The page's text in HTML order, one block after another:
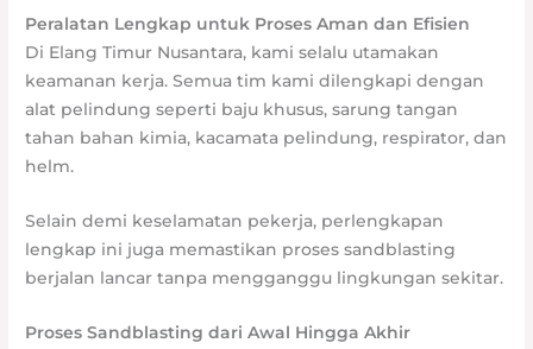
Peralatan Lengkap untuk Proses Aman dan Efisien
Di Elang Timur Nusantara, kami selalu utamakan
keamanan kerja. Semua tim kami dilengkapi dengan
alat pelindung seperti baju khusus, sarung tangan
tahan bahan kimia, kacamata pelindung, respirator, dan
helm.
Selain demi keselamatan pekerja, perlengkapan
lengkap ini juga memastikan proses sandblasting
berjalan lancar tanpa mengganggu lingkungan sekitar.
Proses Sandblasting dari Awal Hingga Akhir